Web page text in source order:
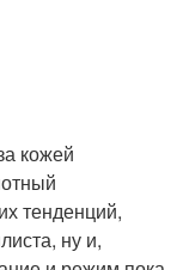
кожей
тенденций,
ну и,